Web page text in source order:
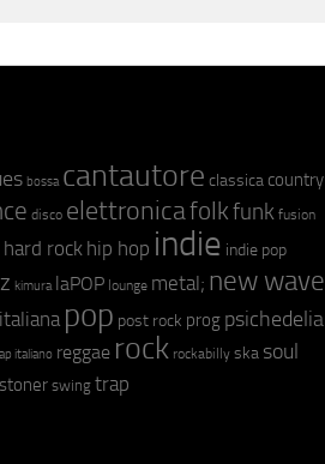
bossa cantautore classica country
disco elettronicafolkfunk fusion
hard rock hip hop indie indie pop
kimura laPOP lounge metal; new wave
pop post rock prog psichedelia
italiano reggae rock rockabilly ska soul
stoner swing trap